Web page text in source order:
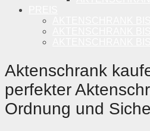
Aktenschrank
perfekter
Ordnung und